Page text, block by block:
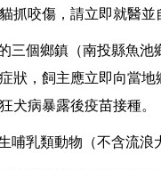
抓咬傷，請立即就醫並
三個鄉鎮（南投縣魚
狀，飼主應立即向當
犬病暴露後疫苗接種。
哺乳類動物（不含流浪